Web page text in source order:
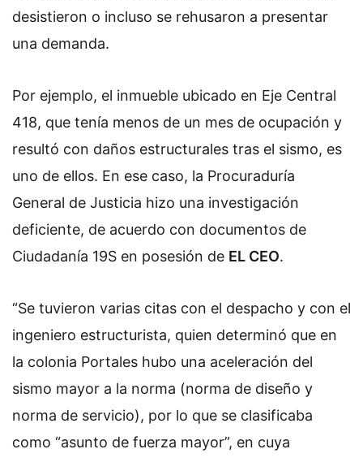
desistieron o incluso se rehusaron a presentar
una demanda.
Por ejemplo, el inmueble ubicado en Eje Central
418, que tenía menos de un mes de ocupación y
resultó con daños estructurales tras el sismo, es
uno de ellos. En ese caso, la Procuraduría
General de Justicia hizo una investigación
deficiente, de acuerdo con documentos de
Ciudadanía 19S en posesión de EL CEO.
“Se tuvieron varias citas con el despacho y con el
ingeniero estructurista, quien determinó que en
la colonia Portales hubo una aceleración del
sismo mayor a la norma (norma de diseño y
norma de servicio), por lo que se clasificaba
como “asunto de fuerza mayor”, en cuya